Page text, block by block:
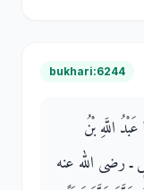
bukhari:6244
اللَّهِ بْنُ
ـ رضى الله عنه